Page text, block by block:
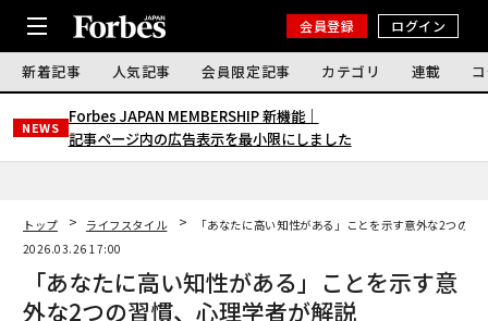
会員登録 ログイン
新着記事 人気記事 会員限定記事 カテゴリ 連載
NEWS
Forbes JAPAN MEMBERSHIP 新機能｜
記事ページ内の広告表示を最小限にしました
トップ ライフスタイル
「あなたに高い知性がある」ことを示す意外な2つの習
2026.03.26 17:00
「あなたに高い知性がある」ことを示す意
外な2つの習慣、心理学者が解説